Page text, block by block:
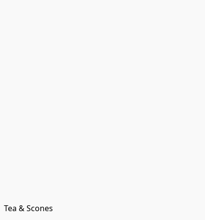
Tea & Scones